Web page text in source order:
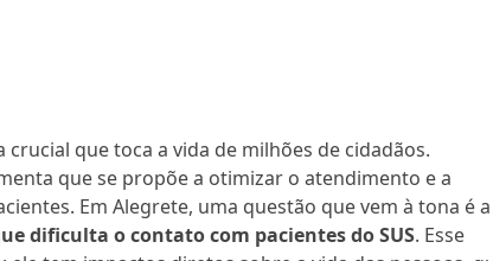
que toca a vida de milhões de cidadãos.
que se propõe a otimizar o atendimento e a
Em Alegrete, uma questão que vem à tona é a
dificulta o contato com pacientes do SUS. Esse